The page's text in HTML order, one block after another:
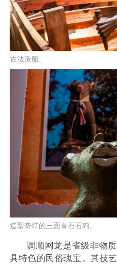
古法造船。
造型奇特的三面青石石狗。
调顺网龙是省级非物
具特色的民俗瑰宝。其技